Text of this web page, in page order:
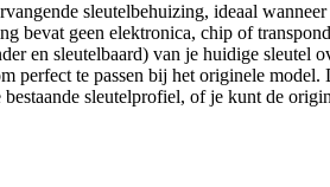
sleutelbehuizing, ideaal
bevat geen elektronica, chip of
en sleutelbaard) van je huidige sleutel
perfect te passen bij het originele model.
sleutelprofiel, of je kunt de